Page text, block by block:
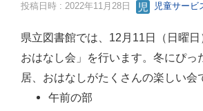
投稿日時 : 2022年11月28日 児童サービ
県立図書館では、12月11日（日曜
おはなし会」を行います。冬にぴっ
居、おはなしがたくさんの楽しい会
午前の部